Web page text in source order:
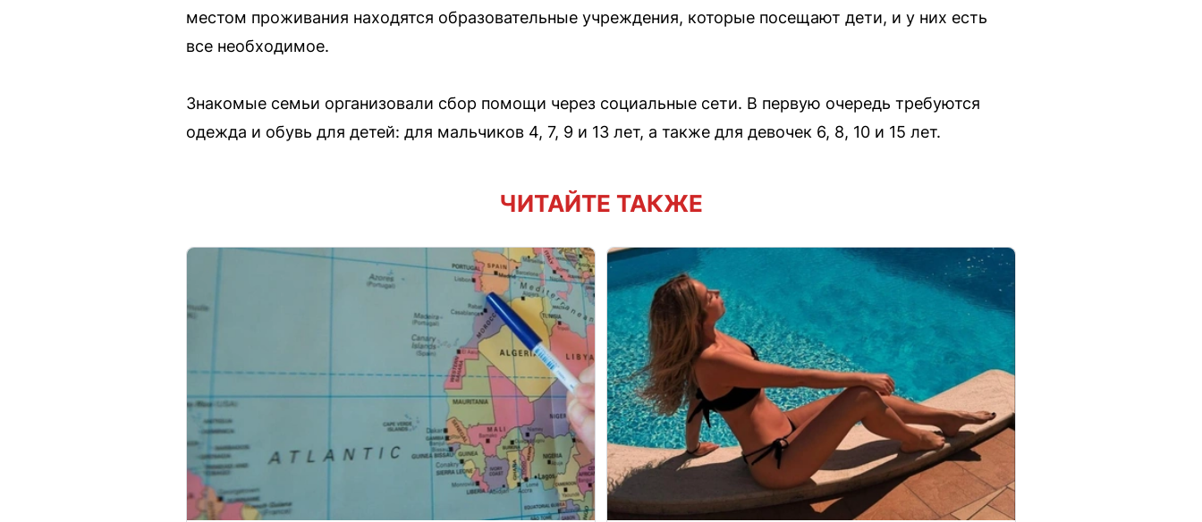
местом проживания находятся образовательные учреждения, которые посещают дети, и у них есть
все необходимое.
Знакомые семьи организовали сбор помощи через социальные сети. В первую очередь требуются
одежда и обувь для детей: для мальчиков 4, 7, 9 и 13 лет, а также для девочек 6, 8, 10 и 15 лет.
ЧИТАЙТЕ ТАКЖЕ